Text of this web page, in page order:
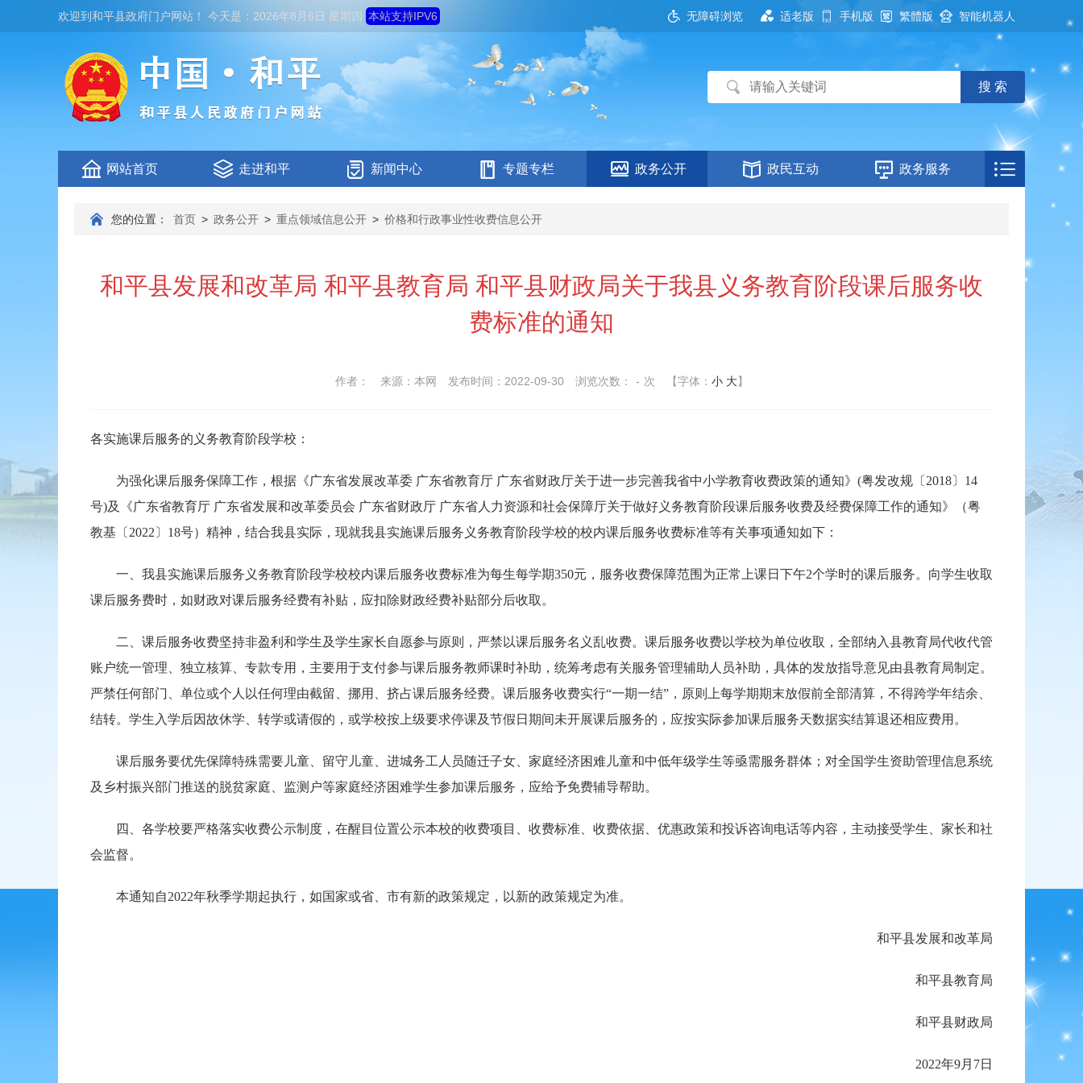
欢迎到和平县政府门户网站 ！ 今天是： 2026年8月6日 星期四 本站支持IPV6 无障碍浏览 适老版 手机版 繁體版 智能机器人
网站首页 走进和平 新闻中心 专题专栏 政务公开 政民互动 政务服务
您的位置： 首页 > 政务公开 > 重点领域信息公开 > 价格和行政事业性收费信息公开
和平县发展和改革局 和平县教育局 和平县财政局关于我县义务教育阶段课后服务收
费标准的通知
作者： 来源：本网 发布时间：2022-09-30 浏览次数： - 次 【字体： 小 大】
各实施课后服务的义务教育阶段学校：
为强化课后服务保障工作，根据《广东省发展改革委 广东省教育厅 广东省财政厅关于进一步完善我省中小学教育收费政策的通知》(粤发改规〔2018〕14
号)及《广东省教育厅 广东省发展和改革委员会 广东省财政厅 广东省人力资源和社会保障厅关于做好义务教育阶段课后服务收费及经费保障工作的通知》（粤
教基〔2022〕18号）精神，结合我县实际，现就我县实施课后服务义务教育阶段学校的校内课后服务收费标准等有关事项通知如下：
一、我县实施课后服务义务教育阶段学校校内课后服务收费标准为每生每学期350元，服务收费保障范围为正常上课日下午2个学时的课后服务。向学生收取
课后服务费时，如财政对课后服务经费有补贴，应扣除财政经费补贴部分后收取。
二、课后服务收费坚持非盈利和学生及学生家长自愿参与原则，严禁以课后服务名义乱收费。课后服务收费以学校为单位收取，全部纳入县教育局代收代管
账户统一管理、独立核算、专款专用，主要用于支付参与课后服务教师课时补助，统筹考虑有关服务管理辅助人员补助，具体的发放指导意见由县教育局制定。
严禁任何部门、单位或个人以任何理由截留、挪用、挤占课后服务经费。课后服务收费实行“一期一结”，原则上每学期期末放假前全部清算，不得跨学年结余、
结转。学生入学后因故休学、转学或请假的，或学校按上级要求停课及节假日期间未开展课后服务的，应按实际参加课后服务天数据实结算退还相应费用。
课后服务要优先保障特殊需要儿童、留守儿童、进城务工人员随迁子女、家庭经济困难儿童和中低年级学生等亟需服务群体；对全国学生资助管理信息系统
及乡村振兴部门推送的脱贫家庭、监测户等家庭经济困难学生参加课后服务，应给予免费辅导帮助。
四、各学校要严格落实收费公示制度，在醒目位置公示本校的收费项目、收费标准、收费依据、优惠政策和投诉咨询电话等内容，主动接受学生、家长和社
会监督。
本通知自2022年秋季学期起执行，如国家或省、市有新的政策规定，以新的政策规定为准。
和平县发展和改革局
和平县教育局
和平县财政局
2022年9月7日